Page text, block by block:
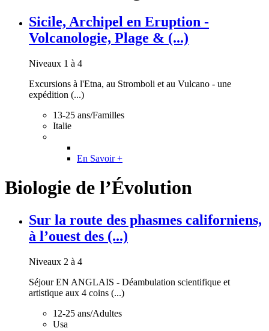
Sicile, Archipel en Eruption -
Volcanologie, Plage & (...)
Niveaux 1 à 4
Excursions à l'Etna, au Stromboli et au Vulcano - une
expédition (...)
13-25 ans/Familles
Italie
En Savoir +
Biologie de l’Évolution
Sur la route des phasmes californiens,
à l’ouest des (...)
Niveaux 2 à 4
Séjour EN ANGLAIS - Déambulation scientifique et
artistique aux 4 coins (...)
12-25 ans/Adultes
Usa